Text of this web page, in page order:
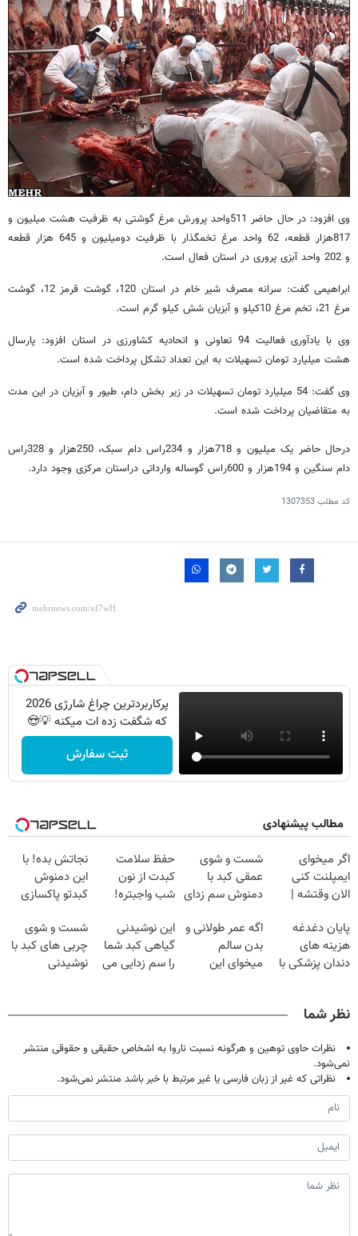
وی افزود: در حال حاضر 511واحد پرورش مرغ گوشتی به ظرفیت هشت میلیون و
817هزار قطعه، 62 واحد مرغ تخمگذار با ظرفیت دومیلیون و 645 هزار قطعه
و 202 واحد آبزی پروری در استان فعال است.
ابراهیمی گفت: سرانه مصرف شیر خام در استان 120، گوشت قرمز 12، گوشت
مرغ 21، تخم مرغ 10کیلو و آبزیان شش کیلو گرم است.
وی با یادآوری فعالیت 94 تعاونی و اتحادیه کشاورزی در استان افزود: پارسال
هشت میلیارد تومان تسهیلات به این تعداد تشکل پرداخت شده است.
وی گفت: 54 میلیارد تومان تسهیلات در زیر بخش دام، طیور و آبزیان در این مدت
به متقاضیان پرداخت شده است.
درحال حاضر یک میلیون و 718هزار و 234راس دام سبک، 250هزار و 328راس
دام سنگین و 194هزار و 600راس گوساله وارداتی دراستان مرکزی وجود دارد.
کد مطلب1307353
پرکاربردترین چراغ شارژی 2026
که شگفت زده ات میکنه 💡😍
ثبت سفارش
مطالب پیشنهادی
اگر میخوای
ایمپلنت کنی
الان وقتشه |
میلیون تومان!!!
شست و شوی
عمقی کبد با
دمنوش سم زدای
حفظ سلامت
کبدت از نون
شب واجبتره!
نجاتش بده! با
این دمنوش
کبدتو پاکسازی
مرجوعی
پایان دغدغه
هزینه های
دندان پزشکی با
اگه عمر طولانی و
بدن سالم
میخوای این
این نوشیدنی
گیاهی کبد شما
را سم زدایی می
شست و شوی
چربی های کبد با
نوشیدنی
نظر شما
نظرات حاوی توهین و هرگونه نسبت ناروا به اشخاص حقیقی و حقوقی منتشر
نمی‌شود.
نظراتی که غیر از زبان فارسی یا غیر مرتبط با خبر باشد منتشر نمی‌شود.